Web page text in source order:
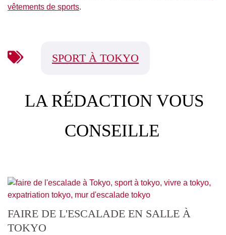
vêtements de sports.
SPORT À TOKYO
LA RÉDACTION VOUS
CONSEILLE
FAIRE DE L'ESCALADE EN SALLE À
TOKYO